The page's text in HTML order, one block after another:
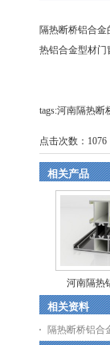
隔热断桥铝合金
热铝合金型材门
tags:河南隔热
点击次数： 1076
相关产品
河南隔热
相关资料
隔热断桥铝合